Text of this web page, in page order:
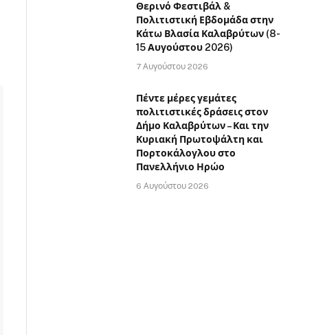
Θερινό Φεστιβάλ &
Πολιτιστική Εβδομάδα στην
Κάτω Βλασία Καλαβρύτων (8-
15 Αυγούστου 2026)
7 Αυγούστου 2026
Πέντε μέρες γεμάτες
πολιτιστικές δράσεις στον
Δήμο Καλαβρύτων – Και την
Κυριακή Πρωτοψάλτη και
Πορτοκάλογλου στο
Πανελλήνιο Ηρώο
6 Αυγούστου 2026